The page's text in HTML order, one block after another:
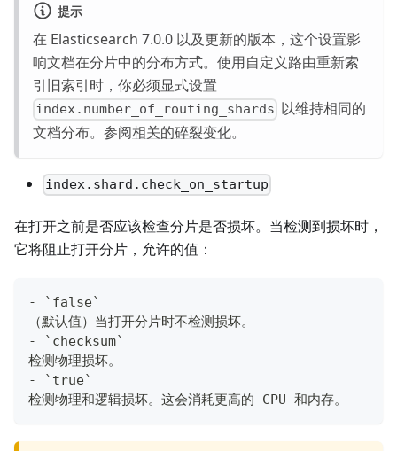
提示
在 Elasticsearch 7.0.0 以及更新的版本，这个设置影
响文档在分片中的分布方式。使用自定义路由重新索
引旧索引时，你必须显式设置
index.number_of_routing_shards 以维持相同的
文档分布。参阅相关的碎裂变化。
index.shard.check_on_startup
在打开之前是否应该检查分片是否损坏。当检测到损坏时，
它将阻止打开分片，允许的值：
- `false`
（默认值）当打开分片时不检测损坏。
- `checksum`
检测物理损坏。
- `true`
检测物理和逻辑损坏。这会消耗更高的 CPU 和内存。